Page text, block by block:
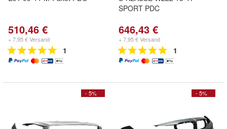
510,46 €
+ 7,95 € Versand
1
SPORT PDC
646,43 €
+ 7,95 € Versand
1
- 5% - 5%